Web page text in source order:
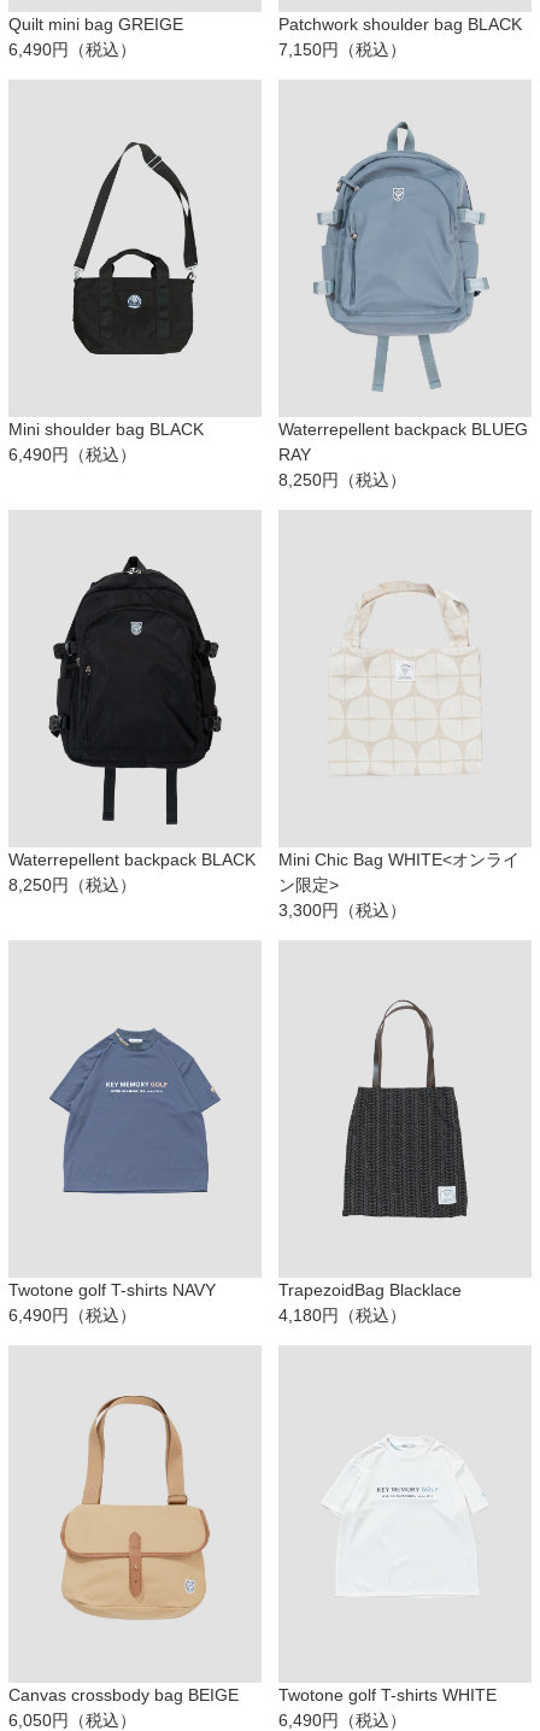
Quilt mini bag GREIGE
6,490円（税込）
Patchwork shoulder bag BLACK
7,150円（税込）
Mini shoulder bag BLACK
6,490円（税込）
Waterrepellent backpack BLUEG
RAY
8,250円（税込）
Waterrepellent backpack BLACK
8,250円（税込）
Mini Chic Bag WHITE<オンライ
ン限定>
3,300円（税込）
Twotone golf T-shirts NAVY
6,490円（税込）
TrapezoidBag Blacklace
4,180円（税込）
Canvas crossbody bag BEIGE
6,050円（税込）
Twotone golf T-shirts WHITE
6,490円（税込）